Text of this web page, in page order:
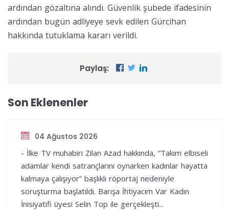
ardından gözaltına alındı. Güvenlik şubede ifadesinin
ardından bugün adliyeye sevk edilen Gürcihan
hakkında tutuklama kararı verildi.
Paylaş:
Son Eklenenler
04 Ağustos 2026
- İlke TV muhabiri Zilan Azad hakkında, “Takım elbiseli
adamlar kendi satrançlarını oynarken kadınlar hayatta
kalmaya çalışıyor” başlıklı röportaj nedeniyle
soruşturma başlatıldı. Barışa İhtiyacım Var Kadın
İnisiyatifi üyesi Selin Top ile gerçekleşti...